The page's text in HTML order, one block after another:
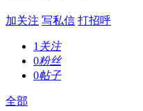
加关注 写私信 打招呼
1 关注
0粉丝
0帖子
全部